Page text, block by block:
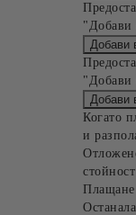
"Добави
"Добави
Когато
и
Плащане